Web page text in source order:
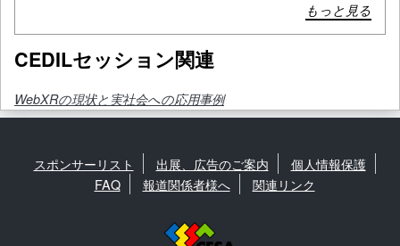
もっと見る
CEDILセッション関連
WebXRの現状と実社会への応用事例
スポンサーリスト 出展、広告のご案内
個人情報保護
FAQ
報道関係者様へ 関連リンク